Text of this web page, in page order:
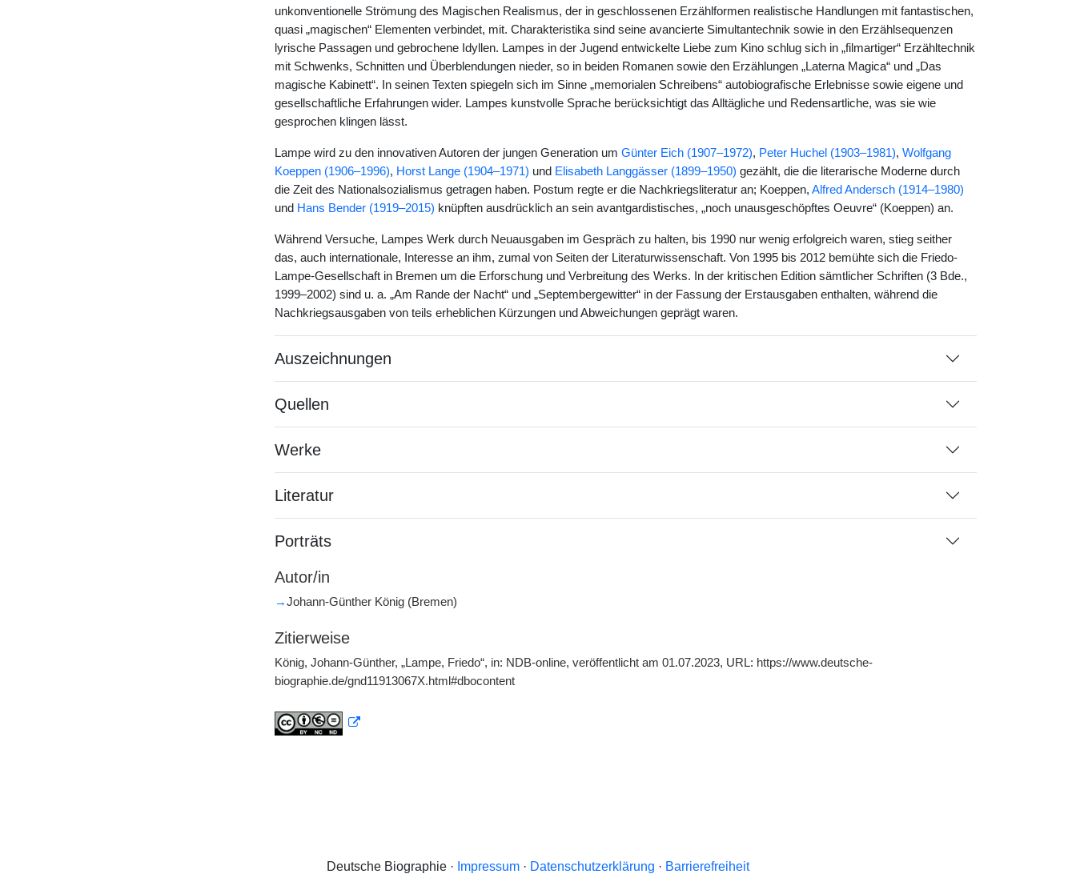
unkonventionelle Strömung des Magischen Realismus, der in geschlossenen Erzählformen realistische Handlungen mit fantastischen,
quasi „magischen“ Elementen verbindet, mit. Charakteristika sind seine avancierte Simultantechnik sowie in den Erzählsequenzen
lyrische Passagen und gebrochene Idyllen. Lampes in der Jugend entwickelte Liebe zum Kino schlug sich in „filmartiger“ Erzähltechnik
mit Schwenks, Schnitten und Überblendungen nieder, so in beiden Romanen sowie den Erzählungen „Laterna Magica“ und „Das
magische Kabinett“. In seinen Texten spiegeln sich im Sinne „memorialen Schreibens“ autobiografische Erlebnisse sowie eigene und
gesellschaftliche Erfahrungen wider. Lampes kunstvolle Sprache berücksichtigt das Alltägliche und Redensartliche, was sie wie
gesprochen klingen lässt.
Lampe wird zu den innovativen Autoren der jungen Generation um Günter Eich (1907–1972), Peter Huchel (1903–1981), Wolfgang
Koeppen (1906–1996), Horst Lange (1904–1971) und Elisabeth Langgässer (1899–1950) gezählt, die die literarische Moderne durch
die Zeit des Nationalsozialismus getragen haben. Postum regte er die Nachkriegsliteratur an; Koeppen, Alfred Andersch (1914–1980)
und Hans Bender (1919–2015) knüpften ausdrücklich an sein avantgardistisches, „noch unausgeschöpftes Oeuvre“ (Koeppen) an.
Während Versuche, Lampes Werk durch Neuausgaben im Gespräch zu halten, bis 1990 nur wenig erfolgreich waren, stieg seither
das, auch internationale, Interesse an ihm, zumal von Seiten der Literaturwissenschaft. Von 1995 bis 2012 bemühte sich die Friedo-
Lampe-Gesellschaft in Bremen um die Erforschung und Verbreitung des Werks. In der kritischen Edition sämtlicher Schriften (3 Bde.,
1999–2002) sind u. a. „Am Rande der Nacht“ und „Septembergewitter“ in der Fassung der Erstausgaben enthalten, während die
Nachkriegsausgaben von teils erheblichen Kürzungen und Abweichungen geprägt waren.
Auszeichnungen
Quellen
Werke
Literatur
Porträts
Autor/in
→Johann-Günther König (Bremen)
Zitierweise
König, Johann-Günther, „Lampe, Friedo“, in: NDB-online, veröffentlicht am 01.07.2023, URL: https://www.deutsche-
biographie.de/gnd11913067X.html#dbocontent
Deutsche Biographie · Impressum · Datenschutzerklärung · Barrierefreiheit